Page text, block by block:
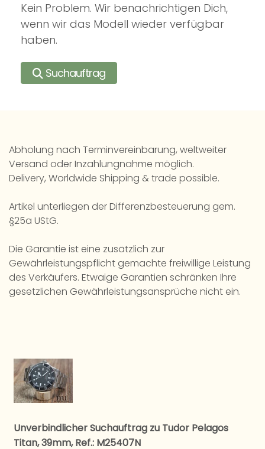
Kein Problem. Wir benachrichtigen Dich,
wenn wir das Modell wieder verfügbar
haben.
Suchauftrag
Abholung nach Terminvereinbarung, weltweiter
Versand oder Inzahlungnahme möglich.
Delivery, Worldwide Shipping & trade possible.
Artikel unterliegen der Differenzbesteuerung gem.
§25a UStG.
Die Garantie ist eine zusätzlich zur
Gewährleistungspflicht gemachte freiwillige Leistung
des Verkäufers. Etwaige Garantien schränken Ihre
gesetzlichen Gewährleistungsansprüche nicht ein.
Unverbindlicher Suchauftrag zu Tudor Pelagos
Titan, 39mm, Ref.: M25407N